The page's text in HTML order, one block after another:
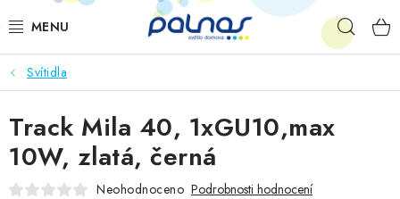
na
OSVĚTLENÍ INTERIÉRU
LED
VENKOVNÍ OSVĚTLENÍ
Svítidla
Track Mila 40, 1xGU10,max
10W, zlatá, černá
Neohodnoceno Podrobnosti hodnocení